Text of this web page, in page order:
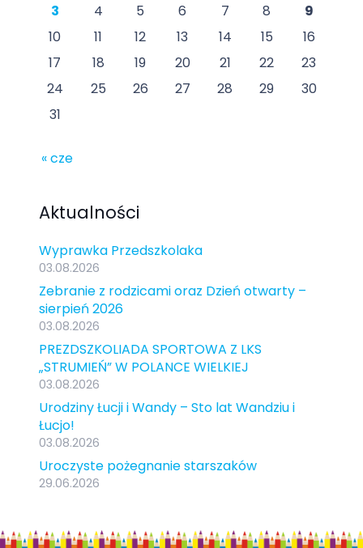
3
4 5 6 7 8
9
10
11 12 13 14 15
16
17
18 19 20 21 22
23
24
25 26 27 28 29
30
31
« cze
Aktualności
Wyprawka Przedszkolaka
03.08.2026
Zebranie z rodzicami oraz Dzień otwarty –
sierpień 2026
03.08.2026
PREZDSZKOLIADA SPORTOWA Z LKS
„STRUMIEŃ” W POLANCE WIELKIEJ
03.08.2026
Urodziny Łucji i Wandy – Sto lat Wandziu i
Łucjo!
03.08.2026
Uroczyste pożegnanie starszaków
29.06.2026